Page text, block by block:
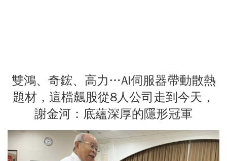
雙鴻、奇鋐、高力…AI伺服器帶動散熱
題材，這檔飆股從8人公司走到今天，
謝金河：底蘊深厚的隱形冠軍